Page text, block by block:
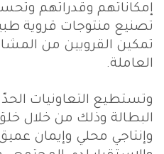
إمكاناتهم وقدراتهم
تصنيع منتوجات قروية
تمكين القرويين من
العاملة.
وتستطيع التعاونيات
البطالة وذلك من خلال
وإنتاجي محلي وإيمان